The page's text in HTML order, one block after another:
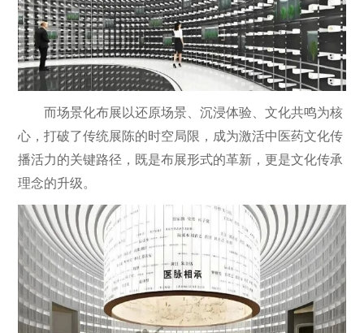
而场景化布展以还原场景、沉浸体验、文化共鸣为核
心，打破了传统展陈的时空局限，成为激活中医药文化传
播活力的关键路径，既是布展形式的革新，更是文化传承
理念的升级。